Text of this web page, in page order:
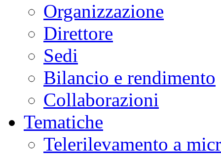
Organizzazione
Direttore
Sedi
Bilancio e rendimento
Collaborazioni
Tematiche
Telerilevamento a